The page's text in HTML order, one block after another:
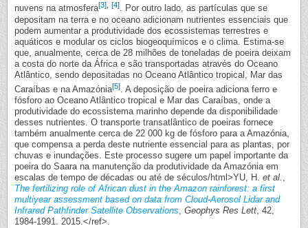
nuvens na atmosfera[3], [4]. Por outro lado, as partículas que se
depositam na terra e no oceano adicionam nutrientes essenciais que
podem aumentar a produtividade dos ecossistemas terrestres e
aquáticos e modular os ciclos biogeoquímicos e o clima. Estima-se
que, anualmente, cerca de 28 milhões de toneladas de poeira deixam
a costa do norte da África e são transportadas através do Oceano
Atlântico, sendo depositadas no Oceano Atlântico tropical, Mar das
Caraíbas e na Amazónia[5]. A deposição de poeira adiciona ferro e
fósforo ao Oceano Atlântico tropical e Mar das Caraíbas, onde a
produtividade do ecossistema marinho depende da disponibilidade
desses nutrientes. O transporte transatlântico de poeiras fornece
também anualmente cerca de 22 000 kg de fósforo para a Amazónia,
que compensa a perda deste nutriente essencial para as plantas, por
chuvas e inundações. Este processo sugere um papel importante da
poeira do Saara na manutenção da produtividade da Amazónia em
escalas de tempo de décadas ou até de séculos/html>YU, H. et al. ,
The fertilizing role of African dust in the Amazon rainforest: a first
multiyear assessment based on data from Cloud-Aerosol Lidar and
Infrared Pathfinder Satellite Observations, Geophys Res Lett, 42,
1984-1991. 2015.</ref>.